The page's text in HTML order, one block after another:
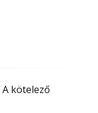
A kötelező